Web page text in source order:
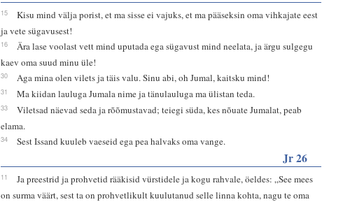
15
Kisu mind välja porist, et ma sisse ei vajuks, et ma pääseksin oma vihkajate eest
ja vete sügavusest!
16
Ära lase voolast vett mind uputada ega sügavust mind neelata, ja ärgu sulgegu
kaev oma suud minu üle!
30 Aga mina olen vilets ja täis valu. Sinu abi, oh Jumal, kaitsku mind!
31 Ma kiidan lauluga Jumala nime ja tänulauluga ma ülistan teda.
33
Viletsad näevad seda ja rõõmustavad; teiegi süda, kes nõuate Jumalat, peab
elama.
34 Sest Issand kuuleb vaeseid ega pea halvaks oma vange.
Jr 26
11
Ja preestrid ja prohvetid rääkisid vürstidele ja kogu rahvale, öeldes: „See mees
on surma väärt, sest ta on prohvetlikult kuulutanud selle linna kohta, nagu te oma